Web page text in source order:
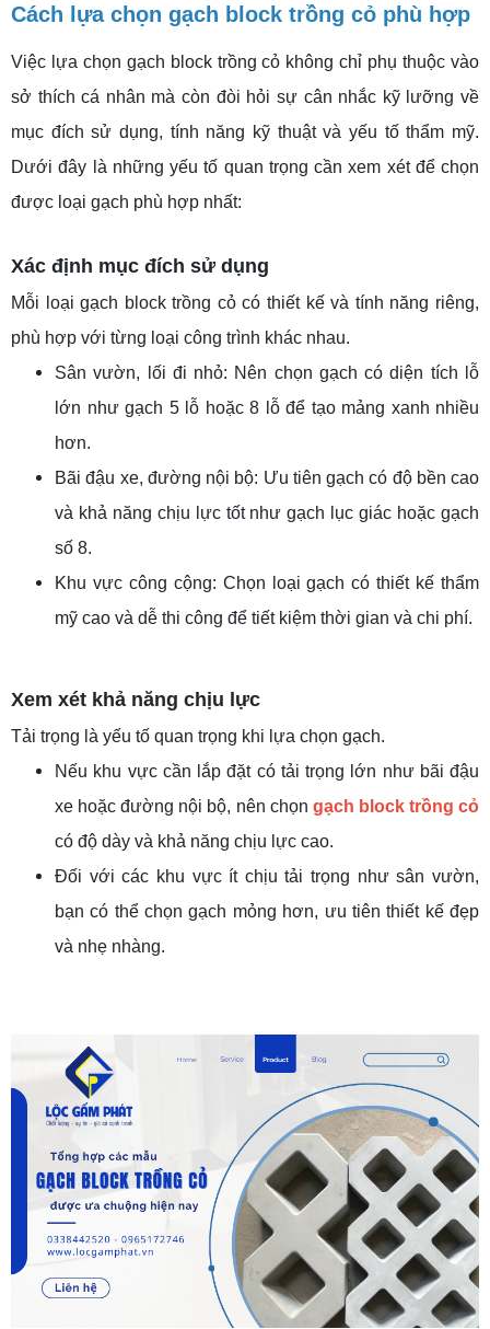
Cách lựa chọn gạch block trồng cỏ phù hợp
Việc lựa chọn gạch block trồng cỏ không chỉ phụ thuộc vào
sở thích cá nhân mà còn đòi hỏi sự cân nhắc kỹ lưỡng về
mục đích sử dụng, tính năng kỹ thuật và yếu tố thẩm mỹ.
Dưới đây là những yếu tố quan trọng cần xem xét để chọn
được loại gạch phù hợp nhất:
Xác định mục đích sử dụng
Mỗi loại gạch block trồng cỏ có thiết kế và tính năng riêng,
phù hợp với từng loại công trình khác nhau.
Sân vườn, lối đi nhỏ: Nên chọn gạch có diện tích lỗ
lớn như gạch 5 lỗ hoặc 8 lỗ để tạo mảng xanh nhiều
hơn.
Bãi đậu xe, đường nội bộ: Ưu tiên gạch có độ bền cao
và khả năng chịu lực tốt như gạch lục giác hoặc gạch
số 8.
Khu vực công cộng: Chọn loại gạch có thiết kế thẩm
mỹ cao và dễ thi công để tiết kiệm thời gian và chi phí.
Xem xét khả năng chịu lực
Tải trọng là yếu tố quan trọng khi lựa chọn gạch.
Nếu khu vực cần lắp đặt có tải trọng lớn như bãi đậu
xe hoặc đường nội bộ, nên chọn gạch block trồng cỏ
có độ dày và khả năng chịu lực cao.
Đối với các khu vực ít chịu tải trọng như sân vườn,
bạn có thể chọn gạch mỏng hơn, ưu tiên thiết kế đẹp
và nhẹ nhàng.